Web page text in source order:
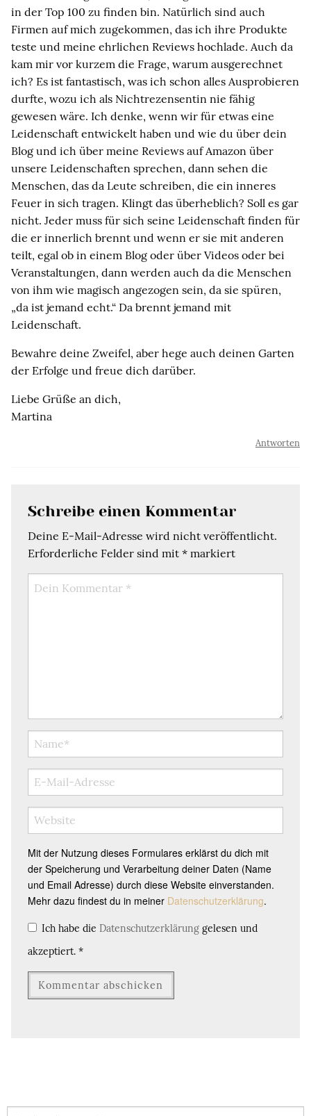
in der Top 100 zu finden bin. Natürlich sind auch
Firmen auf mich zugekommen, das ich ihre Produkte
teste und meine ehrlichen Reviews hochlade. Auch da
kam mir vor kurzem die Frage, warum ausgerechnet
ich? Es ist fantastisch, was ich schon alles Ausprobieren
durfte, wozu ich als Nichtrezensentin nie fähig
gewesen wäre. Ich denke, wenn wir für etwas eine
Leidenschaft entwickelt haben und wie du über dein
Blog und ich über meine Reviews auf Amazon über
unsere Leidenschaften sprechen, dann sehen die
Menschen, das da Leute schreiben, die ein inneres
Feuer in sich tragen. Klingt das überheblich? Soll es gar
nicht. Jeder muss für sich seine Leidenschaft finden für
die er innerlich brennt und wenn er sie mit anderen
teilt, egal ob in einem Blog oder über Videos oder bei
Veranstaltungen, dann werden auch da die Menschen
von ihm wie magisch angezogen sein, da sie spüren,
„da ist jemand echt.“ Da brennt jemand mit
Leidenschaft.
Bewahre deine Zweifel, aber hege auch deinen Garten
der Erfolge und freue dich darüber.
Liebe Grüße an dich,
Martina
Antworten
Schreibe einen Kommentar
Deine E-Mail-Adresse wird nicht veröffentlicht.
Erforderliche Felder sind mit * markiert
Mit der Nutzung dieses Formulares erklärst du dich mit
der Speicherung und Verarbeitung deiner Daten (Name
und Email Adresse) durch diese Website einverstanden.
Mehr dazu findest du in meiner Datenschutzerklärung.
Ich habe die Datenschutzerklärung gelesen und
akzeptiert. *